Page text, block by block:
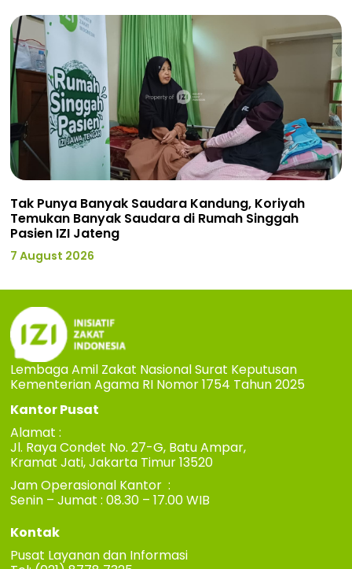
Tak Punya Banyak Saudara Kandung, Koriyah
Temukan Banyak Saudara di Rumah Singgah
Pasien IZI Jateng
7 August 2026
Lembaga Amil Zakat Nasional Surat Keputusan
Kementerian Agama RI Nomor 1754 Tahun 2025
Kantor Pusat
Alamat :
Jl. Raya Condet No. 27-G, Batu Ampar,
Kramat Jati, Jakarta Timur 13520
Jam Operasional Kantor :
Senin – Jumat : 08.30 – 17.00 WIB
Kontak
Pusat Layanan dan Informasi